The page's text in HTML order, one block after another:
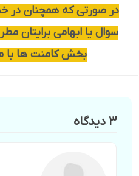
در صورتی که همچنان
سوال یا ابهامی برایتان
بخش کامنت ها با
3 دیدگاه